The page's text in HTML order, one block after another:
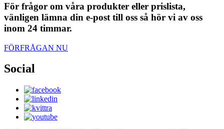
För frågor om våra produkter eller prislista,
vänligen lämna din e-post till oss så hör vi av oss
inom 24 timmar.
FÖRFRÅGAN NU
Social